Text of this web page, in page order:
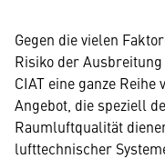
Gegen die vielen
Risiko der
CIAT eine ganze
Angebot, die speziell
Raumluftqualität
lufttechnischer